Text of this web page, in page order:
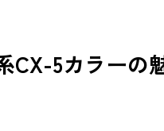
CX-5カラーの